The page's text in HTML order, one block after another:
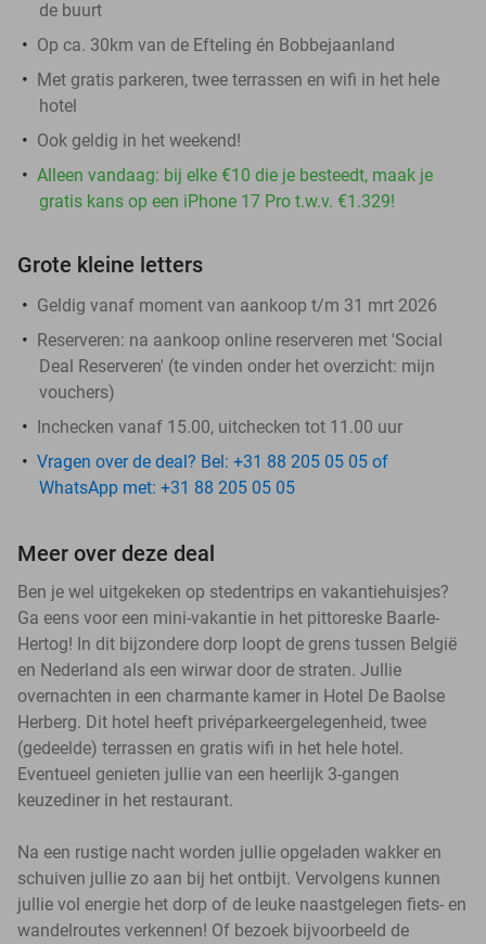
de buurt
Op ca. 30km van de Efteling én Bobbejaanland
Met gratis parkeren, twee terrassen en wifi in het hele
hotel
Ook geldig in het weekend!
Alleen vandaag: bij elke €10 die je besteedt, maak je
gratis kans op een iPhone 17 Pro t.w.v. €1.329!
Grote kleine letters
Geldig vanaf moment van aankoop t/m 31 mrt 2026
Reserveren: na aankoop online reserveren met 'Social
Deal Reserveren' (te vinden onder het overzicht: mijn
vouchers)
Inchecken vanaf 15.00, uitchecken tot 11.00 uur
Vragen over de deal? Bel: +31 88 205 05 05 of
WhatsApp met: +31 88 205 05 05
Meer over deze deal
Ben je wel uitgekeken op stedentrips en vakantiehuisjes?
Ga eens voor een mini-vakantie in het pittoreske Baarle-
Hertog! In dit bijzondere dorp loopt de grens tussen België
en Nederland als een wirwar door de straten. Jullie
overnachten in een charmante kamer in Hotel De Baolse
Herberg. Dit hotel heeft privéparkeergelegenheid, twee
(gedeelde) terrassen en gratis wifi in het hele hotel.
Eventueel genieten jullie van een heerlijk 3-gangen
keuzediner in het restaurant.
Na een rustige nacht worden jullie opgeladen wakker en
schuiven jullie zo aan bij het ontbijt. Vervolgens kunnen
jullie vol energie het dorp of de leuke naastgelegen fiets- en
wandelroutes verkennen! Of bezoek bijvoorbeeld de